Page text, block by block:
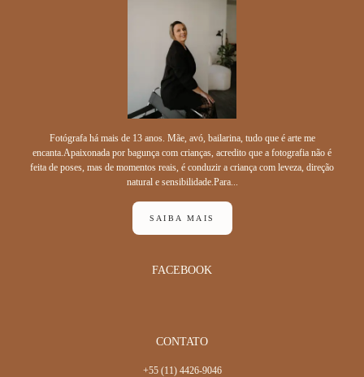
Fotógrafa há mais de 13 anos. Mãe, avó, bailarina, tudo que é arte me
encanta.Apaixonada por bagunça com crianças, acredito que a fotografia não é
feita de poses, mas de momentos reais, é conduzir a criança com leveza, direção
natural e sensibilidade.Para...
SAIBA MAIS
FACEBOOK
CONTATO
+55 (11) 4426-9046